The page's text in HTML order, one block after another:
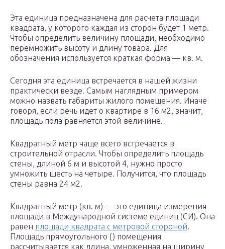
Эта единица предназначена для расчета площади
квадрата, у которого каждая из сторон будет 1 метр.
Чтобы определить величину площади, необходимо
перемножить высоту и длину товара. Для
обозначения используется краткая форма — кв. м.
Сегодня эта единица встречается в нашей жизни
практически везде. Самым наглядным примером
можно назвать габариты жилого помещения. Иначе
говоря, если речь идет о квартире в 16 м2, значит,
площадь пола равняется этой величине.
Квадратный метр чаще всего встречается в
строительной отрасли. Чтобы определить площадь
стены, длиной 6 м и высотой 4, нужно просто
умножить шесть на четыре. Получится, что площадь
стены равна 24 м2.
Квадратный метр (кв. м) — это единица измерения
площади в Международной системе единиц (СИ). Она
равен площади квадрата с метровой стороной.
Площадь прямоугольного () помещения
рассчитывается как длина, умноженная на ширину